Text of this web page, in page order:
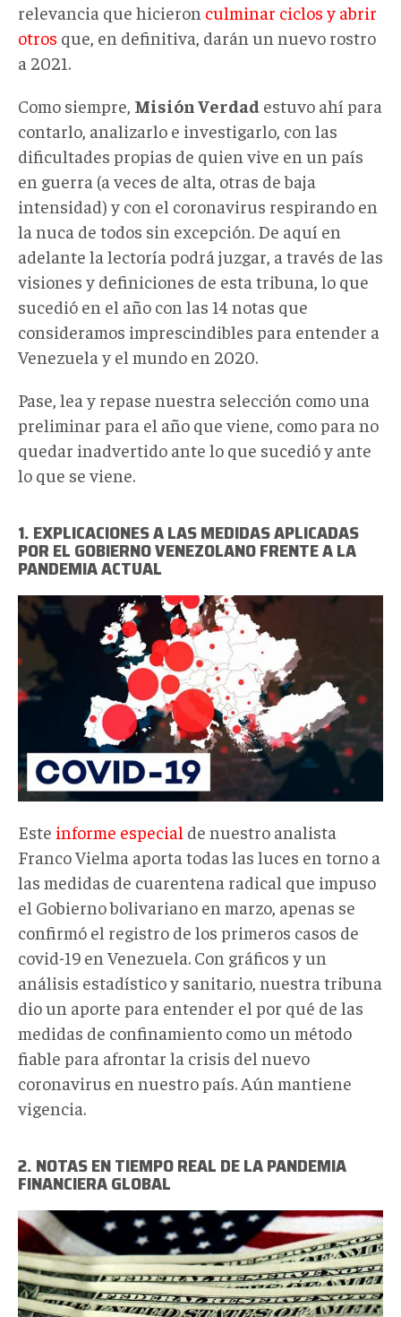
relevancia que hicieron culminar ciclos y abrir
otros que, en definitiva, darán un nuevo rostro
a 2021.
Como siempre, Misión Verdad estuvo ahí para
contarlo, analizarlo e investigarlo, con las
dificultades propias de quien vive en un país
en guerra (a veces de alta, otras de baja
intensidad) y con el coronavirus respirando en
la nuca de todos sin excepción. De aquí en
adelante la lectoría podrá juzgar, a través de las
visiones y definiciones de esta tribuna, lo que
sucedió en el año con las 14 notas que
consideramos imprescindibles para entender a
Venezuela y el mundo en 2020.
Pase, lea y repase nuestra selección como una
preliminar para el año que viene, como para no
quedar inadvertido ante lo que sucedió y ante
lo que se viene.
1. EXPLICACIONES A LAS MEDIDAS APLICADAS
POR EL GOBIERNO VENEZOLANO FRENTE A LA
PANDEMIA ACTUAL
0_FdmZ8boFNffC74Zh.jpg
Este informe especial de nuestro analista
Franco Vielma aporta todas las luces en torno a
las medidas de cuarentena radical que impuso
el Gobierno bolivariano en marzo, apenas se
confirmó el registro de los primeros casos de
covid-19 en Venezuela. Con gráficos y un
análisis estadístico y sanitario, nuestra tribuna
dio un aporte para entender el por qué de las
medidas de confinamiento como un método
fiable para afrontar la crisis del nuevo
coronavirus en nuestro país. Aún mantiene
vigencia.
2. NOTAS EN TIEMPO REAL DE LA PANDEMIA
FINANCIERA GLOBAL
0_BOP3DObNWA40YsXn.jpg